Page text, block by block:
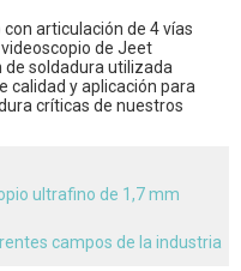
con articulación de 4 vías
de Jeet
de soldadura utilizada
calidad y aplicación para
críticas de nuestros
ultrafino de 1,7 mm
campos de la industria